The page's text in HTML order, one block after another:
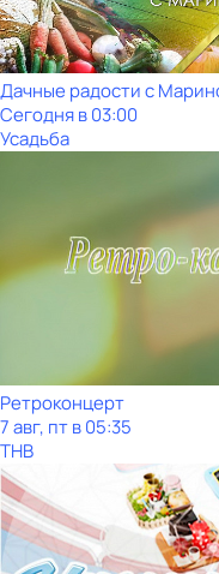
Дачные радости с
Сегодня в 03:00
Усадьба
Ретроконцерт
7 авг, пт в 05:35
ТНВ